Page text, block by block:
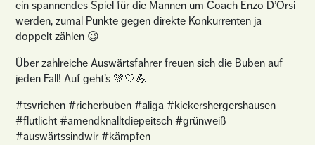
ein spannendes Spiel für die Mannen um Coach Enzo D’Orsi
werden, zumal Punkte gegen direkte Konkurrenten ja
doppelt zählen 😉
Über zahlreiche Auswärtsfahrer freuen sich die Buben auf
jeden Fall! Auf geht’s 💚🤍💪
#tsvrichen #richerbuben #aliga #kickershergershausen
#flutlicht #amendknalltdiepeitsch #grünweiß
#auswärtssindwir #kämpfen